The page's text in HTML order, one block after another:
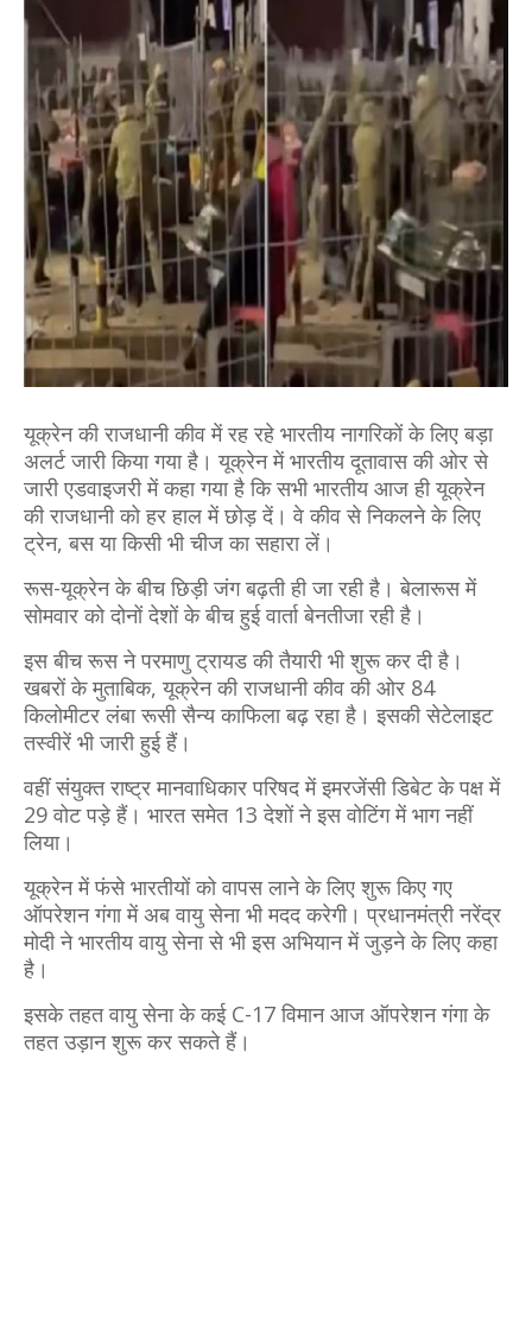
यूक्रेन की राजधानी कीव में रह रहे भारतीय नागरिकों के लिए बड़ा
अलर्ट जारी किया गया है। यूक्रेन में भारतीय दूतावास की ओर से
जारी एडवाइजरी में कहा गया है कि सभी भारतीय आज ही यूक्रेन
की राजधानी को हर हाल में छोड़ दें। वे कीव से निकलने के लिए
ट्रेन, बस या किसी भी चीज का सहारा लें।
रूस-यूक्रेन के बीच छिड़ी जंग बढ़ती ही जा रही है। बेलारूस में
सोमवार को दोनों देशों के बीच हुई वार्ता बेनतीजा रही है।
इस बीच रूस ने परमाणु ट्रायड की तैयारी भी शुरू कर दी है।
खबरों के मुताबिक, यूक्रेन की राजधानी कीव की ओर 84
किलोमीटर लंबा रूसी सैन्य काफिला बढ़ रहा है। इसकी सेटेलाइट
तस्वीरें भी जारी हुई हैं।
वहीं संयुक्त राष्ट्र मानवाधिकार परिषद में इमरजेंसी डिबेट के पक्ष में
29 वोट पड़े हैं। भारत समेत 13 देशों ने इस वोटिंग में भाग नहीं
लिया।
यूक्रेन में फंसे भारतीयों को वापस लाने के लिए शुरू किए गए
ऑपरेशन गंगा में अब वायु सेना भी मदद करेगी। प्रधानमंत्री नरेंद्र
मोदी ने भारतीय वायु सेना से भी इस अभियान में जुड़ने के लिए कहा
है।
इसके तहत वायु सेना के कई C-17 विमान आज ऑपरेशन गंगा के
तहत उड़ान शुरू कर सकते हैं।